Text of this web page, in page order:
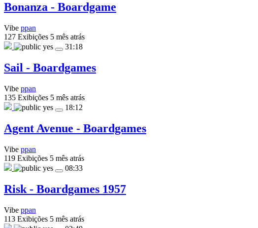
Bonanza - Boardgame
Vibe ppan
127 Exibições 5 mês atrás
yes
31:18
Sail - Boardgames
Vibe ppan
135 Exibições 5 mês atrás
yes
18:12
Agent Avenue - Boardgames
Vibe ppan
119 Exibições 5 mês atrás
yes
08:33
Risk - Boardgames 1957
Vibe ppan
113 Exibições 5 mês atrás